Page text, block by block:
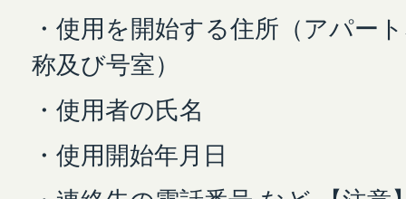
・使用を開始する住所（アパー
称及び号室）
・使用者の氏名
・使用開始年月日